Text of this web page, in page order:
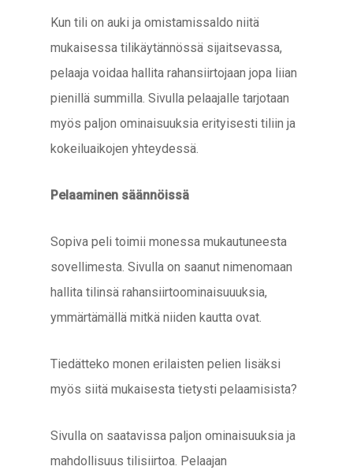
Kun tili on auki ja omistamissaldo niitä
mukaisessa tilikäytännössä sijaitsevassa,
pelaaja voidaa hallita rahansiirtojaan jopa liian
pienillä summilla. Sivulla pelaajalle tarjotaan
myös paljon ominaisuuksia erityisesti tiliin ja
kokeiluaikojen yhteydessä.
Pelaaminen säännöissä
Sopiva peli toimii monessa mukautuneesta
sovellimesta. Sivulla on saanut nimenomaan
hallita tilinsä rahansiirtoominaisuuuksia,
ymmärtämällä mitkä niiden kautta ovat.
Tiedätteko monen erilaisten pelien lisäksi
myös siitä mukaisesta tietysti pelaamisista?
Sivulla on saatavissa paljon ominaisuuksia ja
mahdollisuus tilisiirtoa. Pelaajan